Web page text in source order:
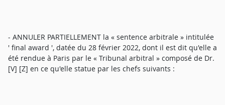
- ANNULER PARTIELLEMENT la « sentence arbitrale » intitulée
' final award ', datée du 28 février 2022, dont il est dit qu'elle a
été rendue à Paris par le « Tribunal arbitral » composé de Dr.
[V] [Z] en ce qu'elle statue par les chefs suivants :